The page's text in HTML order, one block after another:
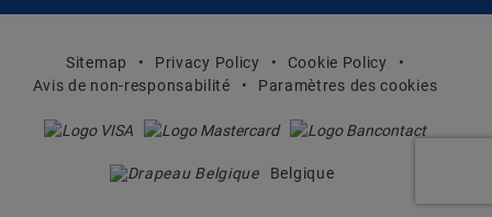
Sitemap Privacy Policy
Cookie Policy
Avis de non-responsabilité
Paramètres des cookies
Belgique